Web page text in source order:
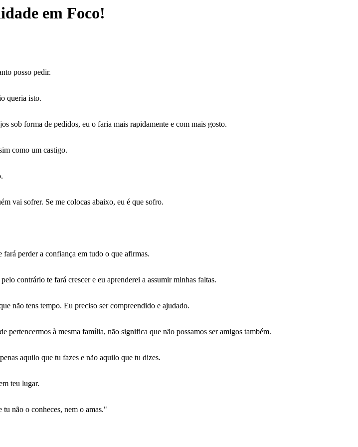
em Foco!
posso pedir.
queria isto.
sob forma de pedidos, eu o faria mais rapidamente e com mais gosto.
como um castigo.
vai sofrer. Se me colocas abaixo, eu é que sofro.
perder a confiança em tudo o que afirmas.
contrário te fará crescer e eu aprenderei a assumir minhas faltas.
não tens tempo. Eu preciso ser compreendido e ajudado.
pertencermos à mesma família, não significa que não possamos ser amigos também.
aquilo que tu fazes e não aquilo que tu dizes.
teu lugar.
tu não o conheces, nem o amas."